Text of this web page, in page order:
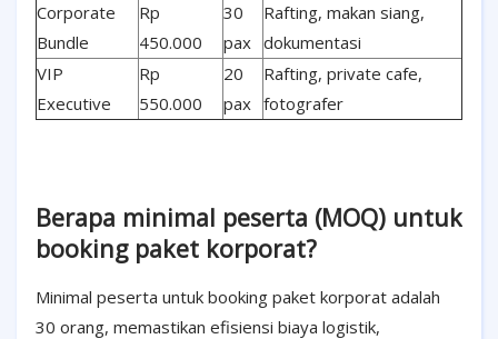
Corporate
Bundle
Rp
450.000
30
pax
Rafting, makan siang,
dokumentasi
VIP
Executive
Rp
550.000
20
pax
Rafting, private cafe,
fotografer
Berapa minimal peserta (MOQ) untuk
booking paket korporat?
Minimal peserta untuk booking paket korporat adalah
30 orang, memastikan efisiensi biaya logistik,